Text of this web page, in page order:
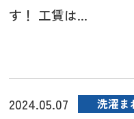
す！ 工賃は...
2024.05.07 洗濯ま